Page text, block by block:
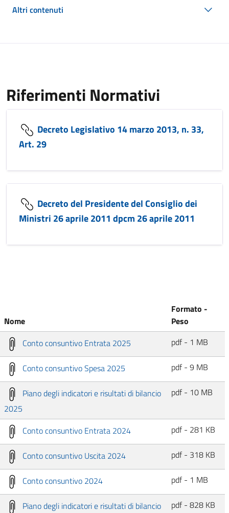
Altri contenuti
Riferimenti Normativi
Decreto Legislativo 14 marzo 2013, n. 33,
Art. 29
Decreto del Presidente del Consiglio dei
Ministri 26 aprile 2011 dpcm 26 aprile 2011
Nome
Formato -
Peso
Conto consuntivo Entrata 2025
pdf - 1 MB
Conto consuntivo Spesa 2025 pdf - 9 MB
Piano degli indicatori e risultati di bilancio
2025
pdf - 10 MB
Conto consuntivo Entrata 2024 pdf - 281 KB
Conto consuntivo Uscita 2024 pdf - 318 KB
Conto consuntivo 2024 pdf - 1 MB
Piano degli indicatori e risultati di bilancio pdf - 828 KB